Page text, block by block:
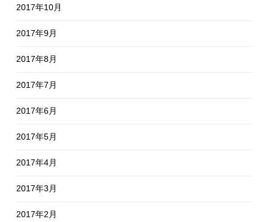
2017年10月
2017年9月
2017年8月
2017年7月
2017年6月
2017年5月
2017年4月
2017年3月
2017年2月